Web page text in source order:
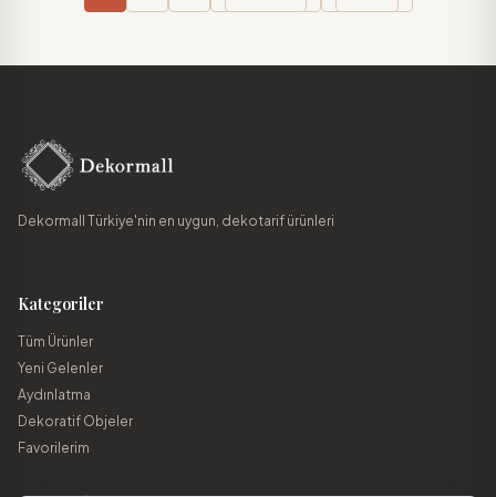
Dekormall Türkiye'nin en uygun, dekotarif ürünleri
Kategoriler
Tüm Ürünler
Yeni Gelenler
Aydınlatma
Dekoratif Objeler
Favorilerim